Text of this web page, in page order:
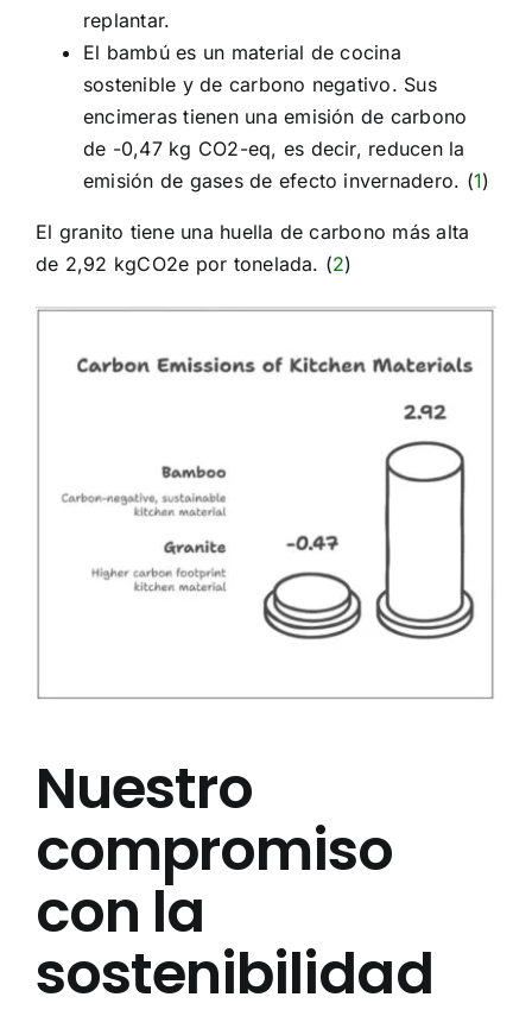
replantar.
El bambú es un material de cocina
sostenible y de carbono negativo. Sus
encimeras tienen una emisión de carbono
de -0,47 kg CO2-eq, es decir, reducen la
emisión de gases de efecto invernadero. (1)
El granito tiene una huella de carbono más alta
de 2,92 kgCO2e por tonelada. (2)
Nuestro
compromiso
con la
sostenibilidad